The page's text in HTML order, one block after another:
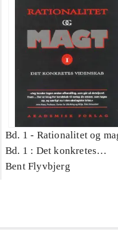
Bd. 1 - Rationalitet og
Bd. 1 : Det konkretes
videnskab
Bent Flyvbjerg